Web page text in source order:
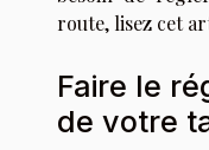
route, lisez cet
Faire le
de votre